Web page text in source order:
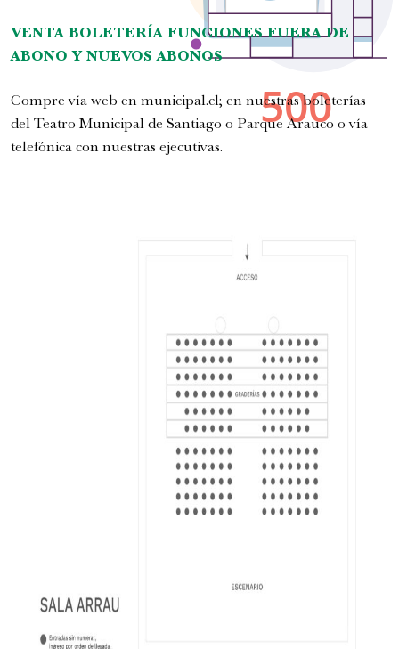
VENTA BOLETERÍA FUNCIONES FUERA DE
ABONO Y NUEVOS ABONOS
Compre vía web en municipal.cl; en nuestras boleterías
del Teatro Municipal de Santiago o Parque Arauco o vía
telefónica con nuestras ejecutivas.